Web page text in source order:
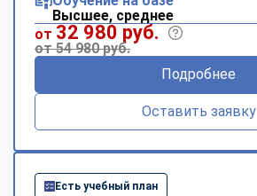
Высшее, среднее
от 32 980 руб.
от 54 980 руб.
Подробнее
Оставить заявку
Есть учебный план